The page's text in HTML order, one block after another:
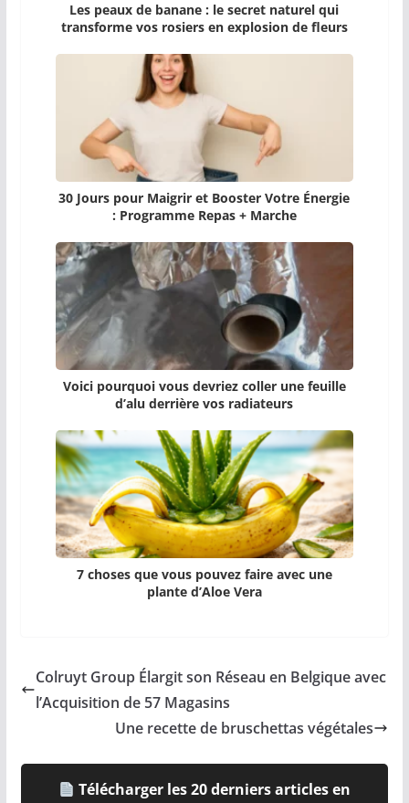
Les peaux de banane : le secret naturel qui
transforme vos rosiers en explosion de fleurs
30 Jours pour Maigrir et Booster Votre Énergie
: Programme Repas + Marche
Voici pourquoi vous devriez coller une feuille
d’alu derrière vos radiateurs
7 choses que vous pouvez faire avec une
plante d’Aloe Vera
Colruyt Group Élargit son Réseau en Belgique avec
l’Acquisition de 57 Magasins
Une recette de bruschettas végétales
Télécharger les 20 derniers articles en